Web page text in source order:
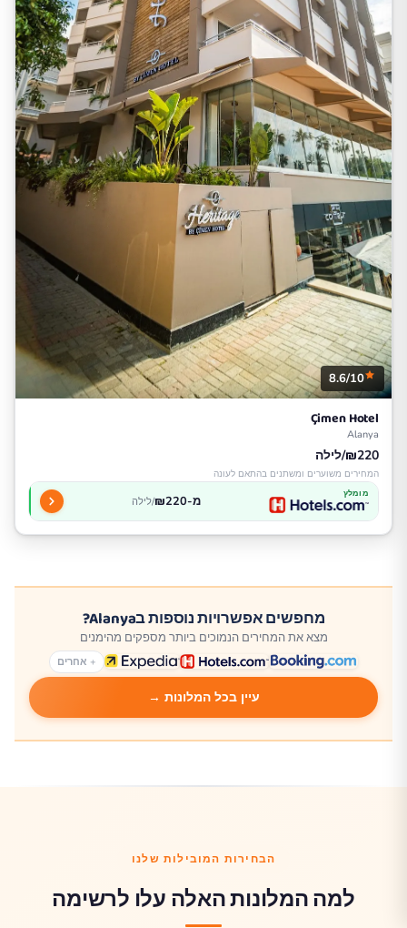
8.6/10
Çimen Hotel
Alanya
₪220/לילה
המחירים משוערים ומשתנים בהתאם לעונה
מומלץ מ-₪220 /לילה
מחפשים אפשרויות נוספות בAlanya?
מצא את המחירים הנמוכים ביותר מספקים מהימנים
+ אחרים
עיין בכל המלונות →
הבחירות המובילות שלנו
למה המלונות האלה עלו לרשימה